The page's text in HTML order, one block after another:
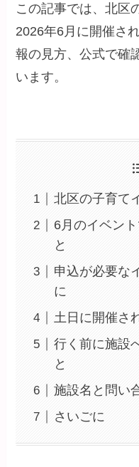
この記事では、北区
2026年6月に開催さ
報の見方、公式で確
います。
北区の子育て
6月のイベン
と
申込が必要な
に
土日に開催さ
行く前に施設
と
施設名と問い
さいごに